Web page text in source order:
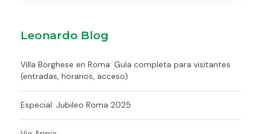
Leonardo Blog
Villa Borghese en Roma: Guía completa para visitantes
(entradas, horarios, acceso)
Especial: Jubileo Roma 2025